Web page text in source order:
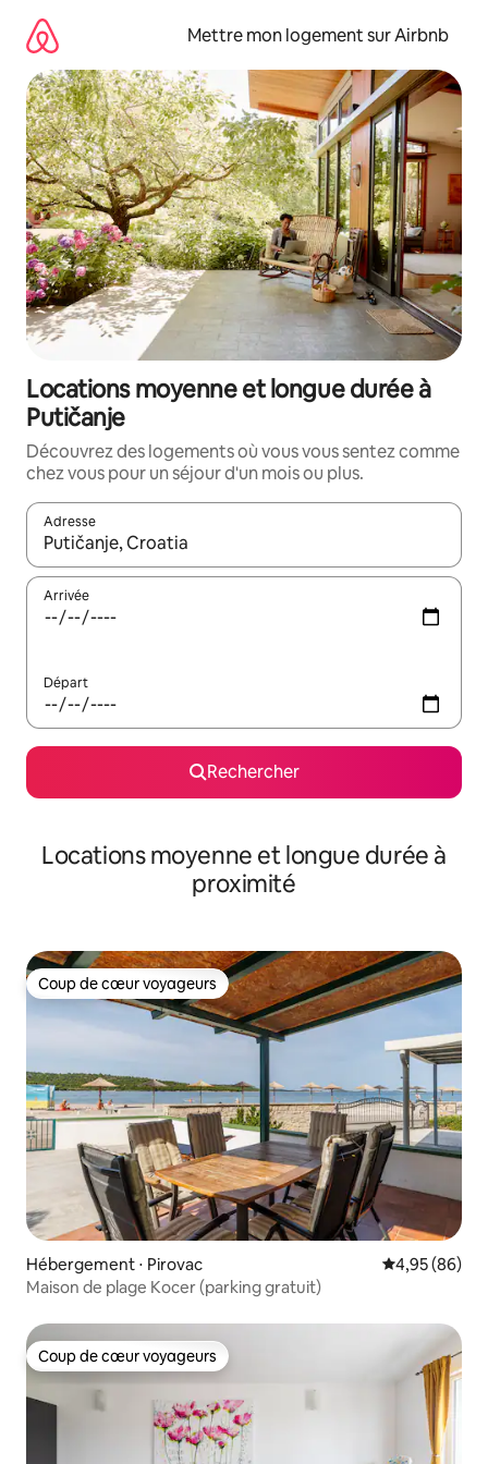
directement
contenu
Mettre mon logement sur Airbnb
Locations moyenne et longue durée à
Putičanje
Découvrez des logements où vous vous sentez comme
chez vous pour un séjour d'un mois ou plus.
Adresse
Lorsque les résultats s'affichent, utilisez les flèches vers le
Arrivée
Départ
Rechercher
Locations moyenne et longue durée à
proximité
Coup de cœur voyageurs
Coup de cœur voyageurs
Hébergement ⋅ Pirovac Évaluation
4,95 (86)
Maison de plage Kocer (parking gratuit)
Coup de cœur voyageurs
Coup de cœur voyageurs